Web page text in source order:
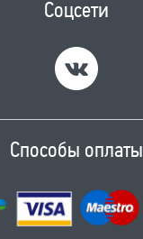
Соцсети
Способы оплаты